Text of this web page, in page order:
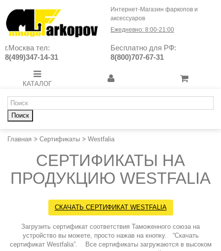
Интернет-Магазин фаркопов и
аксессуаров
Ежедневно: 8:00-21:00
г.Москва тел:
8(499)347-14-31
Бесплатно для РФ:
8(800)707-67-31
КАТАЛОГ
Поиск
Главная > Сертификаты > Westfalia
СЕРТИФИКАТЫ НА
ПРОДУКЦИЮ WESTFALIA
СКАЧАТЬ СЕРТИФИКАТ WESTFALIA
Загрузить сертификат соответствия Таможенного союза на
устройство вы можете, просто нажав на кнопку. “Скачать
сертификат Westfalia”. Все сертификаты загружаются в высоком